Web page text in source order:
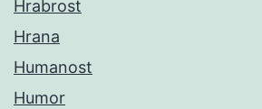
Hrabrost
Hrana
Humanost
Humor